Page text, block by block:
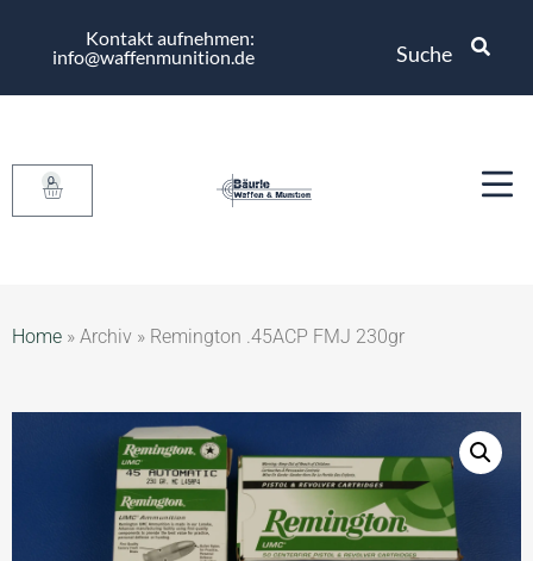
Kontakt aufnehmen:
info@waffenmunition.de
Suche
0
Home » Archiv » Remington .45ACP FMJ 230gr